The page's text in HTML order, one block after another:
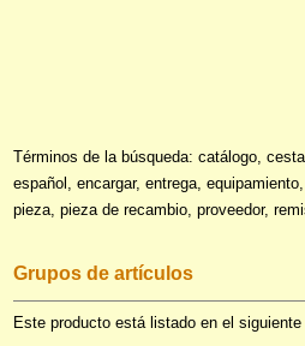
Términos de la búsqueda: catálogo,
español, encargar, entrega,
pieza, pieza de recambio, proveedor,
Grupos de artículos
Este producto está listado en el